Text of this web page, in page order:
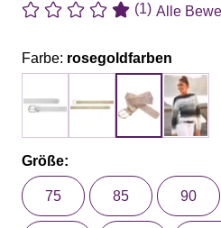
(1) Alle
Farbe: rosegoldfarben
Größe:
75 85 90